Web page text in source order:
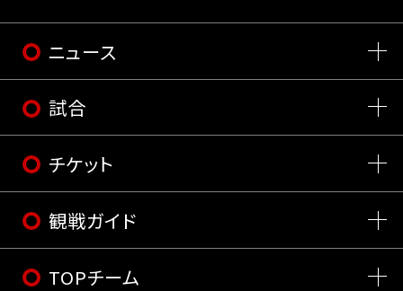
ニュース
試合
チケット
観戦ガイド
TOPチーム